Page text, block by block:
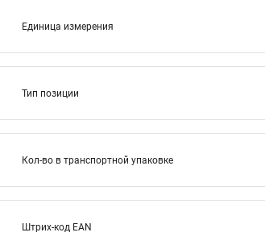
Единица измерения
Тип позиции
Кол-во в транспортной упаковке
Штрих-код EAN